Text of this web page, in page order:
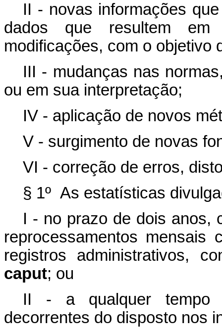
II - novas informações
dados que resultem em
modificações, com o objetivo
III - mudanças nas
ou em sua interpretação;
IV - aplicação de novos
V - surgimento de novas
VI - correção de erros,
§ 1º As estatísticas
I - no prazo de dois anos,
reprocessamentos
registros administrativos,
caput; ou
II - a qualquer tempo
decorrentes do disposto nos